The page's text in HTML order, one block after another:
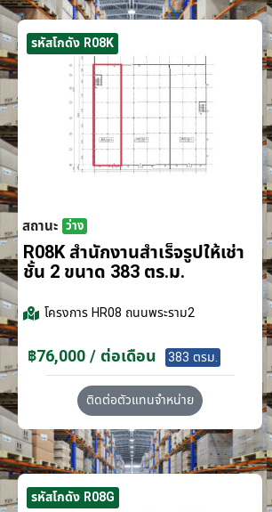
รหัสโกดัง R08K
สถานะ ว่าง
R08K สำนักงานสำเร็จรูปให้เช่า
ชั้น 2 ขนาด 383 ตร.ม.
โครงการHR08 ถนนพระราม2
฿76,000 / ต่อเดือน 383 ตรม.
ติดต่อตัวแทนจำหน่าย
รหัสโกดัง R08G